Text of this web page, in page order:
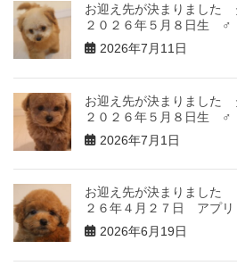
お迎え先が決まりまし
２０２６年５月８日生
2026年7月11日
お迎え先が決まりまし
２０２６年５月８日生
2026年7月1日
お迎え先が決まりまし
２６年４月２７日 ア
2026年6月19日